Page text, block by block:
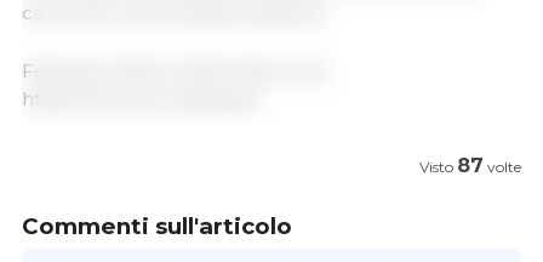
carne de cerdo estadounidense.
Febbraio 2020/ USDA/ Stati Uniti.
https://www.ers.usda.gov/
Visto 87 volte
Commenti sull'articolo